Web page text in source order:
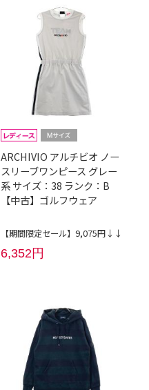
ARCHIVIO アルチビオ ノー
スリーブワンピース グレー
系 サイズ：38 ランク：B
【中古】ゴルフウェア
【期間限定セール】9,075円↓↓
6,352円